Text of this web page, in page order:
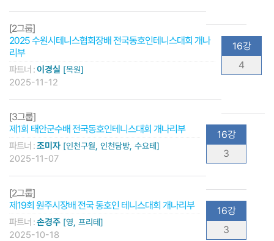
[2그룹]
2025 수원시테니스협회장배 전국동호인테니스대회 개나
리부
파트너 :이경실 [목원]
2025-11-12
16강
4
[3그룹]
제1회 태안군수배 전국동호인테니스대회 개나리부
파트너 :조미자 [인천구월, 인천담방, 수요테]
2025-11-07
16강
3
[2그룹]
제19회 원주시장배 전국 동호인 테니스대회 개나리부
파트너 :손경주 [영, 프리테]
2025-10-18
16강
3